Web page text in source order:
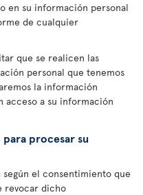
en su información personal
de cualquier
que se realicen las
personal que tenemos
la información
acceso a su información
procesar su
el consentimiento que
revocar dicho